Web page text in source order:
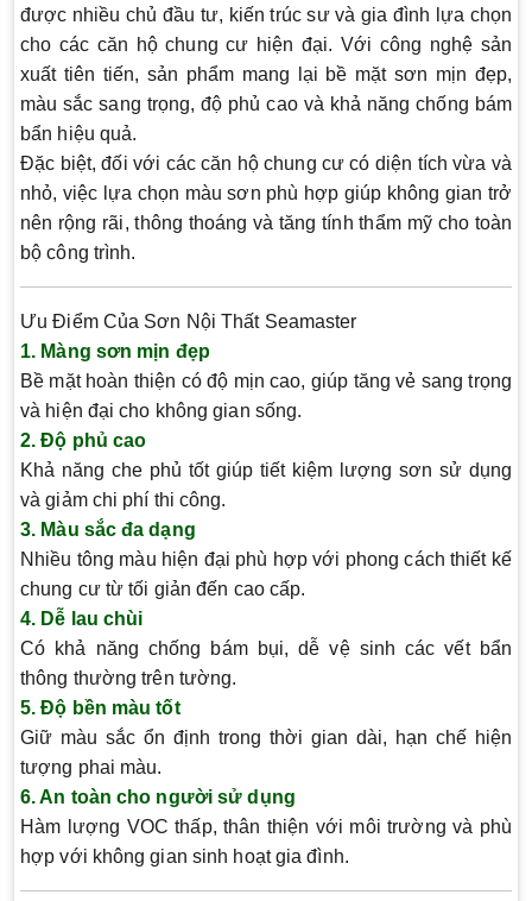
được nhiều chủ đầu tư, kiến trúc sư và gia đình lựa chọn
cho các căn hộ chung cư hiện đại. Với công nghệ sản
xuất tiên tiến, sản phẩm mang lại bề mặt sơn mịn đẹp,
màu sắc sang trọng, độ phủ cao và khả năng chống bám
bẩn hiệu quả.
Đặc biệt, đối với các căn hộ chung cư có diện tích vừa và
nhỏ, việc lựa chọn màu sơn phù hợp giúp không gian trở
nên rộng rãi, thông thoáng và tăng tính thẩm mỹ cho toàn
bộ công trình.
Ưu Điểm Của Sơn Nội Thất Seamaster
1. Màng sơn mịn đẹp
Bề mặt hoàn thiện có độ mịn cao, giúp tăng vẻ sang trọng
và hiện đại cho không gian sống.
2. Độ phủ cao
Khả năng che phủ tốt giúp tiết kiệm lượng sơn sử dụng
và giảm chi phí thi công.
3. Màu sắc đa dạng
Nhiều tông màu hiện đại phù hợp với phong cách thiết kế
chung cư từ tối giản đến cao cấp.
4. Dễ lau chùi
Có khả năng chống bám bụi, dễ vệ sinh các vết bẩn
thông thường trên tường.
5. Độ bền màu tốt
Giữ màu sắc ổn định trong thời gian dài, hạn chế hiện
tượng phai màu.
6. An toàn cho người sử dụng
Hàm lượng VOC thấp, thân thiện với môi trường và phù
hợp với không gian sinh hoạt gia đình.